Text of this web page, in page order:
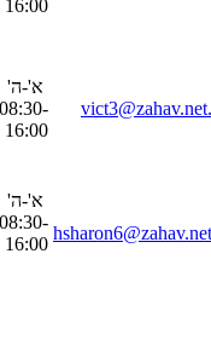
16:00
א'-ה'
08:30-
16:00
א'-ה'
08:30-
16:00